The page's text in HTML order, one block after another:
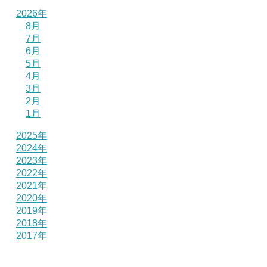
2026年
8月
7月
6月
5月
4月
3月
2月
1月
2025年
2024年
2023年
2022年
2021年
2020年
2019年
2018年
2017年